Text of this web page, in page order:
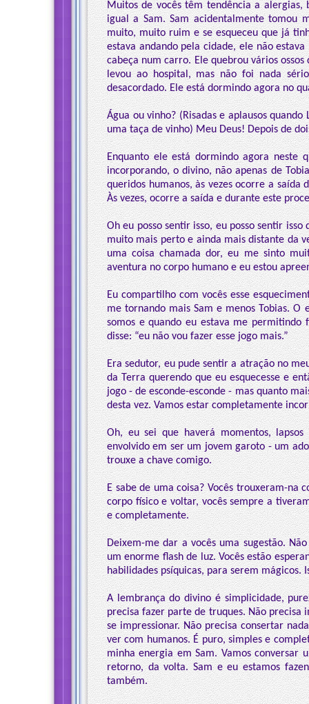
Muitos de vocês têm tendência a alergias,
igual a Sam. Sam acidentalmente tomou
muito, muito ruim e se esqueceu que já
estava andando pela cidade, ele não
cabeça num carro. Ele quebrou vários
levou ao hospital, mas não foi nada
desacordado. Ele está dormindo agora no
Água ou vinho? (Risadas e aplausos
uma taça de vinho) Meu Deus! Depois de
Enquanto ele está dormindo agora neste
incorporando, o divino, não apenas de
queridos humanos, às vezes ocorre a
Às vezes, ocorre a saída e durante este
Oh eu posso sentir isso, eu posso sentir
muito mais perto e ainda mais distante da
uma coisa chamada dor, eu me sinto
aventura no corpo humano e eu estou
Eu compartilho com vocês esse
me tornando mais Sam e menos Tobias. O
somos e quando eu estava me
disse: “eu não vou fazer esse jogo mais.”
Era sedutor, eu pude sentir a atração no
da Terra querendo que eu esquecesse e
jogo - de esconde-esconde - mas quanto
desta vez. Vamos estar completamente
Oh, eu sei que haverá momentos,
envolvido em ser um jovem garoto - um
trouxe a chave comigo.
E sabe de uma coisa? Vocês trouxeram-na
corpo físico e voltar, vocês sempre a
e completamente.
Deixem-me dar a vocês uma sugestão.
um enorme flash de luz. Vocês estão
habilidades psíquicas, para serem mágicos.
A lembrança do divino é simplicidade,
precisa fazer parte de truques. Não precisa
se impressionar. Não precisa consertar
ver com humanos. É puro, simples e
minha energia em Sam. Vamos conversar
retorno, da volta. Sam e eu estamos
também.